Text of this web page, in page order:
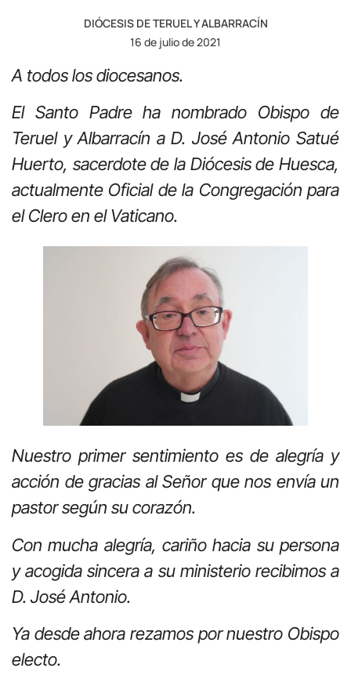
DIÓCESIS DE TERUEL Y ALBARRACÍN
16 de julio de 2021
A todos los diocesanos.
El Santo Padre ha nombrado Obispo de
Teruel y Albarracín a D. José Antonio Satué
Huerto, sacerdote de la Diócesis de Huesca,
actualmente Oficial de la Congregación para
el Clero en el Vaticano.
Nuestro primer sentimiento es de alegría y
acción de gracias al Señor que nos envía un
pastor según su corazón.
Con mucha alegría, cariño hacia su persona
y acogida sincera a su ministerio recibimos a
D. José Antonio.
Ya desde ahora rezamos por nuestro Obispo
electo.